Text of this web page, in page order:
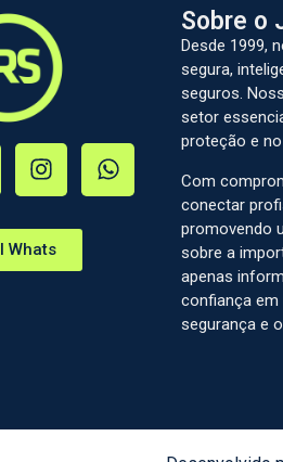
Whats
Sobre o
Desde 1999,
segura,
seguros.
setor
proteção e
Com
conectar
promovendo
sobre a
apenas
confiança em
segurança e